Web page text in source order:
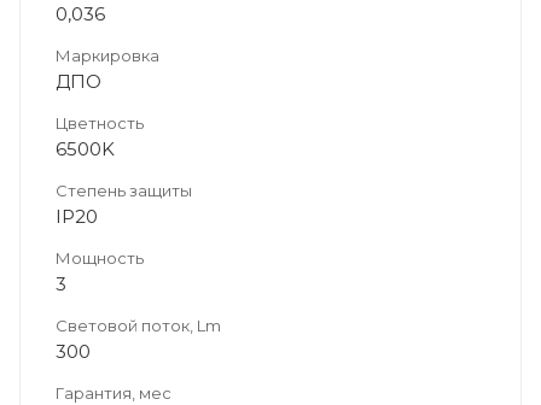
0,036
Маркировка
ДПО
Цветность
6500K
Степень защиты
IP20
Мощность
3
Световой поток, Lm
300
Гарантия, мес